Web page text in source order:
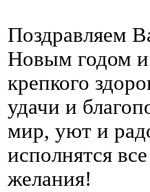
Поздравляем
Новым годом
крепкого
удачи и
мир, уют и
исполнятся
желания!